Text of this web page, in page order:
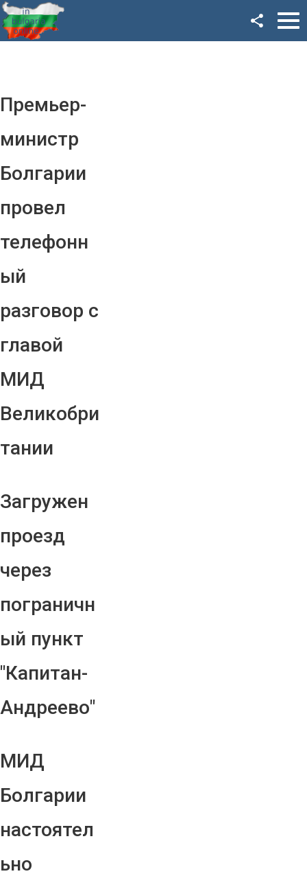
Премьер-
министр
Болгарии
провел
телефонн
ый
разговор с
главой
МИД
Великобри
тании
Загружен
проезд
через
пограничн
ый пункт
"Капитан-
Андреево"
МИД
Болгарии
настоятел
ьно